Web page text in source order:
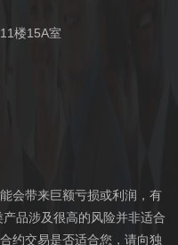
楼15A室
会带来巨额亏损或利润，有
品涉及很高的风险并非适合
约交易是否适合您，请向独